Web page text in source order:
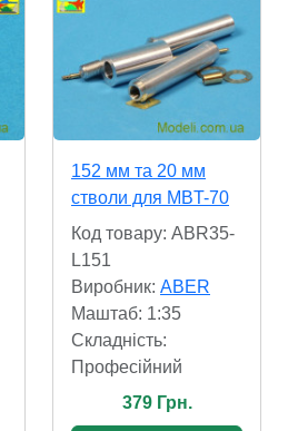
152 мм та 20 мм
стволи для MBT-70
Код товару: ABR35-
L151
Виробник: ABER
Маштаб: 1:35
Складність:
Професійний
379 Грн.